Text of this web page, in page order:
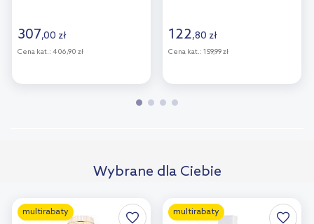
307,00 zł
Cena kat.: 406,90 zł
122,80 zł
Cena kat.: 159,99 zł
Wybrane dla Ciebie
multirabaty multirabaty